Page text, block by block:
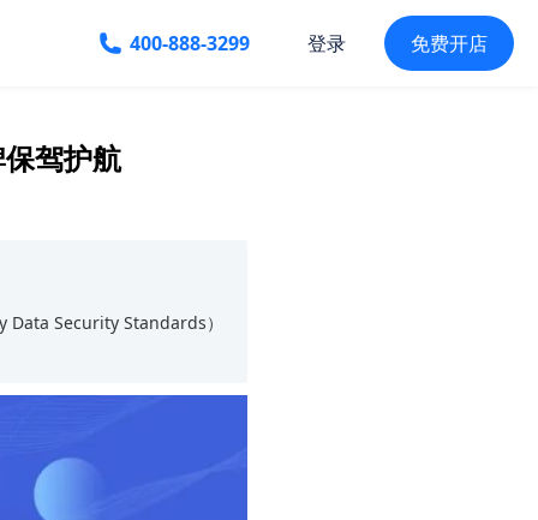
400-888-3299 登录 免费开店
驾护航
Data Security Standards）